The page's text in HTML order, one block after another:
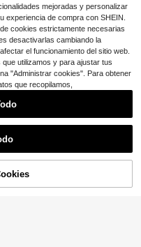
está agotado.
mejoradas y personalizar
experiencia de compra con SHEIN.
cookies estrictamente necesarias
desactivarlas cambiando la
el funcionamiento del sitio web.
utilizamos y para ajustar tus
"Administrar cookies". Para obtener
que recopilamos,